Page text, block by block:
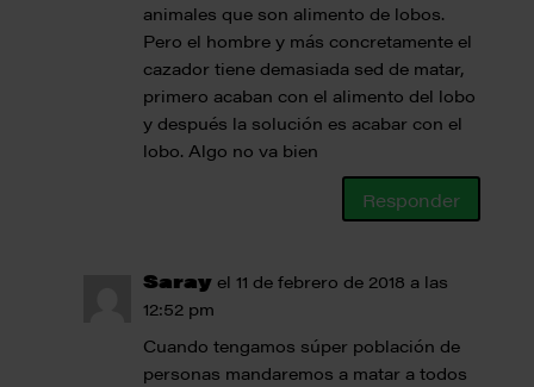
animales que son alimento de lobos.
Pero el hombre y más concretamente el
cazador tiene demasiada sed de matar,
primero acaban con el alimento del lobo
y después la solución es acabar con el
lobo. Algo no va bien
Responder
Saray el 11 de febrero de 2018 a las
12:52 pm
Cuando tengamos súper población de
personas mandaremos a matar a todos